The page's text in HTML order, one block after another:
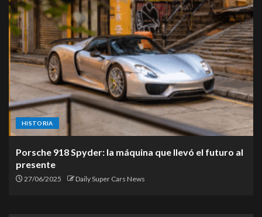
HISTORIA
Porsche 918 Spyder: la máquina que llevó el futuro al
presente
27/06/2025 Daily Super Cars News